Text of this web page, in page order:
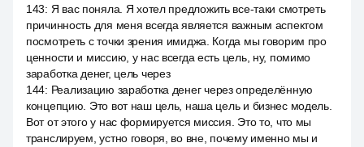
143: Я вас поняла. Я хотел предложить все-таки смотреть
причинность для меня всегда является важным аспектом
посмотреть с точки зрения имиджа. Когда мы говорим про
ценности и миссию, у нас всегда есть цель, ну, помимо
заработка денег, цель через
144: Реализацию заработка денег через определённую
концепцию. Это вот наш цель, наша цель и бизнес модель.
Вот от этого у нас формируется миссия. Это то, что мы
транслируем, устно говоря, во вне, почему именно мы и